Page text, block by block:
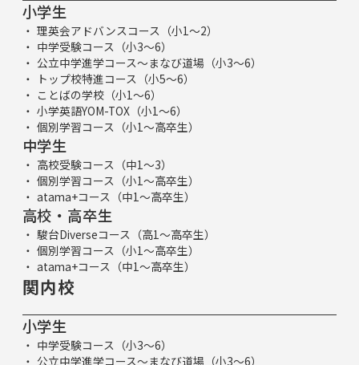
小学生
理英会アドバンスコース（小1～2）
中学受験コース（小3～6）
公立中学進学コース～まなび道場（小3～6）
トップ校特進コース（小5～6）
ことばの学校（小1～6）
小学英語YOM-TOX（小1～6）
個別学習コース（小1～高卒生）
中学生
高校受験コース（中1～3）
個別学習コース（小1～高卒生）
atama+コース（中1～高卒生）
高校・高卒生
駿台Diverseコース（高1～高卒生）
個別学習コース（小1～高卒生）
atama+コース（中1～高卒生）
関内校
小学生
中学受験コース（小3～6）
公立中学進学コース～まなび道場（小3～6）